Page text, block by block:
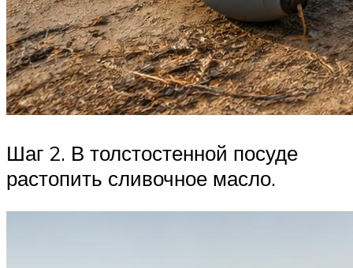
Шаг 2. В толстостенной посуде
растопить сливочное масло.